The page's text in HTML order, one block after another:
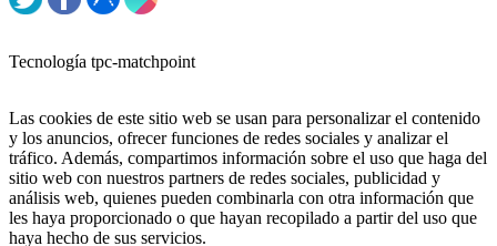
Tecnología tpc-matchpoint
Las cookies de este sitio web se usan para personalizar el contenido
y los anuncios, ofrecer funciones de redes sociales y analizar el
tráfico. Además, compartimos información sobre el uso que haga del
sitio web con nuestros partners de redes sociales, publicidad y
análisis web, quienes pueden combinarla con otra información que
les haya proporcionado o que hayan recopilado a partir del uso que
haya hecho de sus servicios.